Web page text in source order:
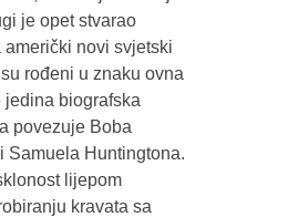
je opet stvarao
novi svjetski
rođeni u znaku ovna
jedina biografska
povezuje Boba
Samuela Huntingtona.
lijepom
kravata sa